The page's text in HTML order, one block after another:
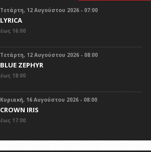
Τετάρτη, 12 Αυγούστου 2026 - 07:00
LYRICA
έως 16:00
Τετάρτη, 12 Αυγούστου 2026 - 08:00
BLUE ZEPHYR
έως 18:00
Κυριακή, 16 Αυγούστου 2026 - 08:00
CROWN IRIS
έως 17:00